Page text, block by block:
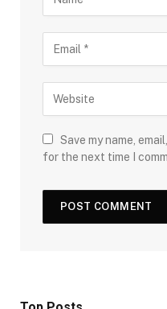
Save my name,
for the next time I